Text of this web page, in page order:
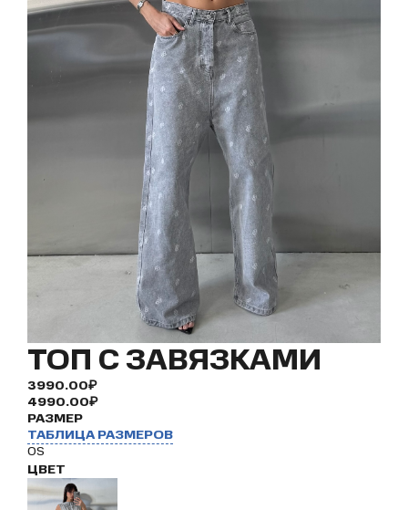
ТОП С ЗАВЯЗКАМИ
3990.00₽
4990.00₽
РАЗМЕР
ТАБЛИЦА РАЗМЕРОВ
OS
ЦВЕТ